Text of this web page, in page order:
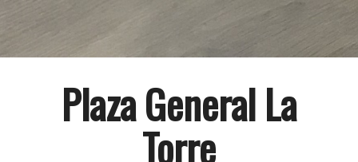
Plaza General La
Torre